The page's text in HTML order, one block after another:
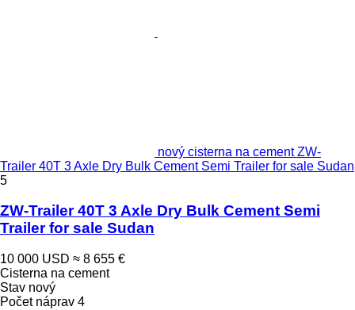
nový cisterna na cement ZW-
Trailer 40T 3 Axle Dry Bulk Cement Semi Trailer for sale Sudan
5
ZW-Trailer 40T 3 Axle Dry Bulk Cement Semi
Trailer for sale Sudan
10 000 USD ≈ 8 655 €
Cisterna na cement
Stav nový
Počet náprav 4